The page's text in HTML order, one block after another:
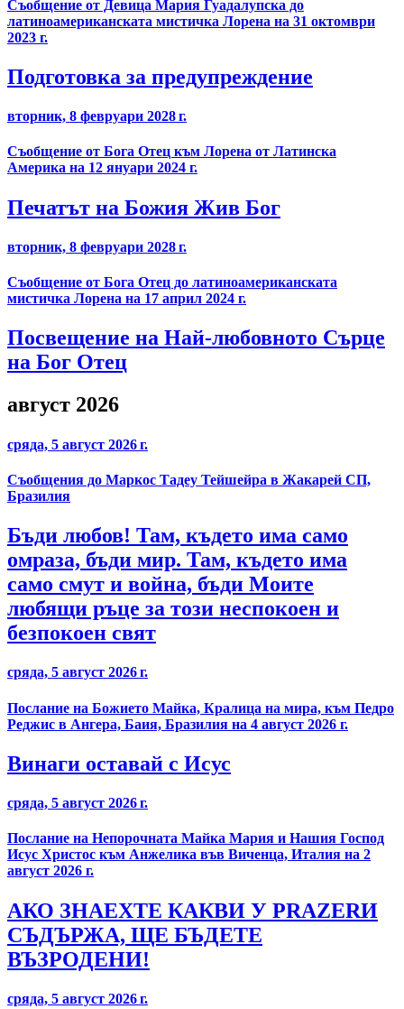
Съобщение от Девица Мария Гуадалупска до
латиноамериканската мистичка Лорена на 31 октомври
2023 г.
Подготовка за предупреждение
вторник, 8 февруари 2028 г.
Съобщение от Бога Отец към Лорена от Латинска
Америка на 12 януари 2024 г.
Печатът на Божия Жив Бог
вторник, 8 февруари 2028 г.
Съобщение от Бога Отец до латиноамериканската
мистичка Лорена на 17 април 2024 г.
Посвещение на Най-любовното Сърце
на Бог Отец
август 2026
сряда, 5 август 2026 г.
Съобщения до Маркос Тадеу Тейшейра в Жакарей СП,
Бразилия
Бъди любов! Там, където има само
омраза, бъди мир. Там, където има
само смут и война, бъди Моите
любящи ръце за този неспокоен и
безпокоен свят
сряда, 5 август 2026 г.
Послание на Божието Майка, Кралица на мира, към Педро
Реджис в Ангера, Баия, Бразилия на 4 август 2026 г.
Винаги оставай с Исус
сряда, 5 август 2026 г.
Послание на Непорочната Майка Мария и Нашия Господ
Исус Христос към Анжелика във Виченца, Италия на 2
август 2026 г.
АКО ЗНАЕХТЕ КАКВИ У PRAZERИ
СЪДЪРЖА, ЩЕ БЪДЕТЕ
ВЪЗРОДЕНИ!
сряда, 5 август 2026 г.